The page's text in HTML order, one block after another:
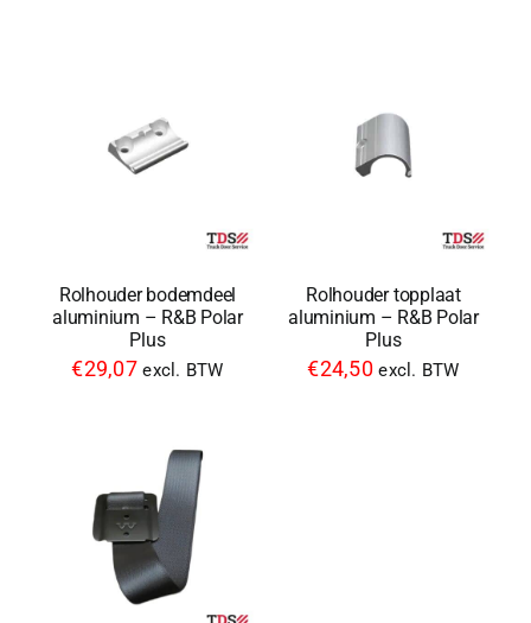
Rolhouder bodemdeel
aluminium – R&B Polar
Plus
€29,07 excl. BTW
Rolhouder topplaat
aluminium – R&B Polar
Plus
€24,50 excl. BTW